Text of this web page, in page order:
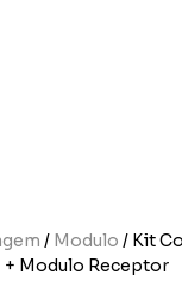
/ Modulo / Kit
+ Modulo Receptor